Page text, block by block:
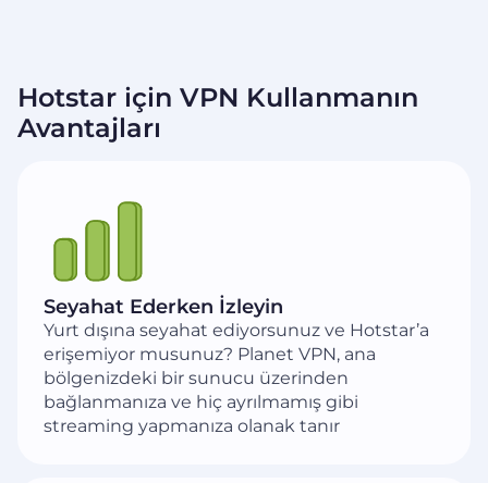
Hotstar için VPN Kullanmanın
Avantajları
Seyahat Ederken İzleyin
Yurt dışına seyahat ediyorsunuz ve Hotstar’a
erişemiyor musunuz? Planet VPN, ana
bölgenizdeki bir sunucu üzerinden
bağlanmanıza ve hiç ayrılmamış gibi
streaming yapmanıza olanak tanır